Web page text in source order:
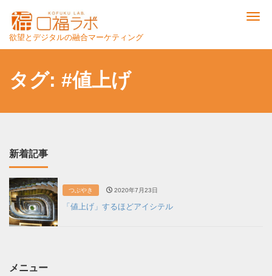
欲望とデジタルの融合マーケティング
タグ: #値上げ
新着記事
つぶやき 2020年7月23日
「値上げ」するほどアイシテル
メニュー